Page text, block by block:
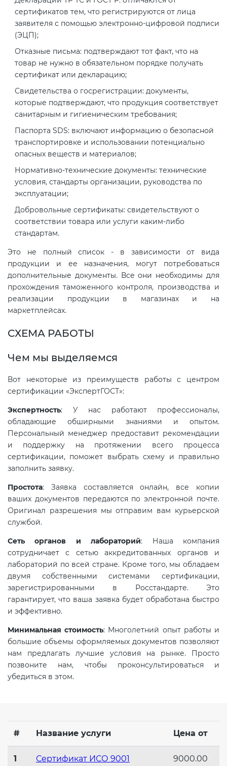
сертификатов тем, что регистрируются от лица
заявителя с помощью электронно-цифровой подписи
(ЭЦП);
Отказные письма: подтверждают тот факт, что на
товар не нужно в обязательном порядке получать
сертификат или декларацию;
Свидетельства о госрегистрации: документы,
которые подтверждают, что продукция соответствует
санитарным и гигиеническим требования;
Паспорта SDS: включают информацию о безопасной
транспортировке и использовании потенциально
опасных веществ и материалов;
Нормативно-технические документы: технические
условия, стандарты организации, руководства по
эксплуатации;
Добровольные сертификаты: свидетельствуют о
соответствии товара или услуги каким-либо
стандартам.
Это не полный список - в зависимости от вида
продукции и ее назначения, могут потребоваться
дополнительные документы. Все они необходимы для
прохождения таможенного контроля, производства и
реализации продукции в магазинах и на
маркетплейсах.
СХЕМА РАБОТЫ
Чем мы выделяемся
Вот некоторые из преимуществ работы с центром
сертификации «ЭкспертГОСТ»:
Экспертность: У нас работают профессионалы,
обладающие обширными знаниями и опытом.
Персональный менеджер предоставит рекомендации
и поддержку на протяжении всего процесса
сертификации, поможет выбрать схему и правильно
заполнить заявку.
Простота: Заявка составляется онлайн, все копии
ваших документов передаются по электронной почте.
Оригинал разрешения мы отправим вам курьерской
службой.
Сеть органов и лабораторий: Наша компания
сотрудничает с сетью аккредитованных органов и
лабораторий по всей стране. Кроме того, мы обладаем
двумя собственными системами сертификации,
зарегистрированными в Росстандарте. Это
гарантирует, что ваша заявка будет обработана быстро
и эффективно.
Минимальная стоимость: Многолетний опыт работы и
большие объемы оформляемых документов позволяют
нам предлагать лучшие условия на рынке. Просто
позвоните нам, чтобы проконсультироваться и
убедиться в этом.
# Название услуги Цена от
1 Сертификат ИСО 9001 9000.00
Сертификация бытовой техники
Сертификация легкой
промышленности
Сертификация упаковки
Сертификация импортной
продукции
Сертификация для
маркетплейсов
Сертификация детских товаров
Сертификация спортивных
товаров
Сертификация электротехники
Сертификация ресурсов
Остальное
БАДы
Сертификат ГОСТ Р ИСО/МЭК
20000-1-2021
Сертификат ГОСТ Р ИСО 26000-
2012
Сертификат ГОСТ Р ИСО/МЭК
27001-2021
Регистрация товарного знака
(торговой марки) в Роспатенте
Регистрация товарного знака
(торговой марки) в Роспатенте
Регистрация товарного знака
(торговой марки) в Роспатенте
Декларация связи Минцифры
2008
Сертификат ГОСТ Р ИСО 20121-
2014
Сертификат ГОСТ Р 56404-2021
Сертификат ГОСТ Р 55267-2012
Добровольная сертификация
продукции ГОСТ Р
Добровольный сертификат на
услуги
О безопасности дорог (ТР ТС
014/2011)
О безопасности оборудования
для работы во взрывоопасных
средах (ТР ТС 012/2011)
ТР ТС 011/2011 «Безопасность
лифтов»
О требованиях к средствам
обеспечения пожарной
безопасности и пожаротушения
Декларация соответствия ТР ТС
004/2011
Декларация ТР ТС
Декларирование косметики (ТР
ТС 009)
по схеме 5Д (ТР ТС 010)
продукции (ТР ТС 021)
Декларирование алкогольной
продукции (ТР ЕАЭС 047)
Декларирование
электромагнитной
Сертификация детских товаров
(ТР ТС 007)
Сертификация товаров легкой
промышленности (ТР ТС 017)
Сертификация промышленного
оборудования (ТР ТС 010)
Сертификация средств
индивидуальной защиты (ТР ТС
019)